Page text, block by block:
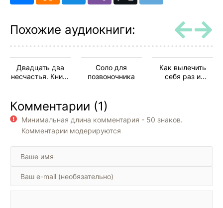
12
16
18
19
21
23
Похожие аудиокниги:
Двадцать два
несчастья. Книга
Соло для
позвоночника
Как вылечить
себя раз и
Комментарии (1)
Минимальная длина комментария - 50 знаков.
Комментарии модерируются